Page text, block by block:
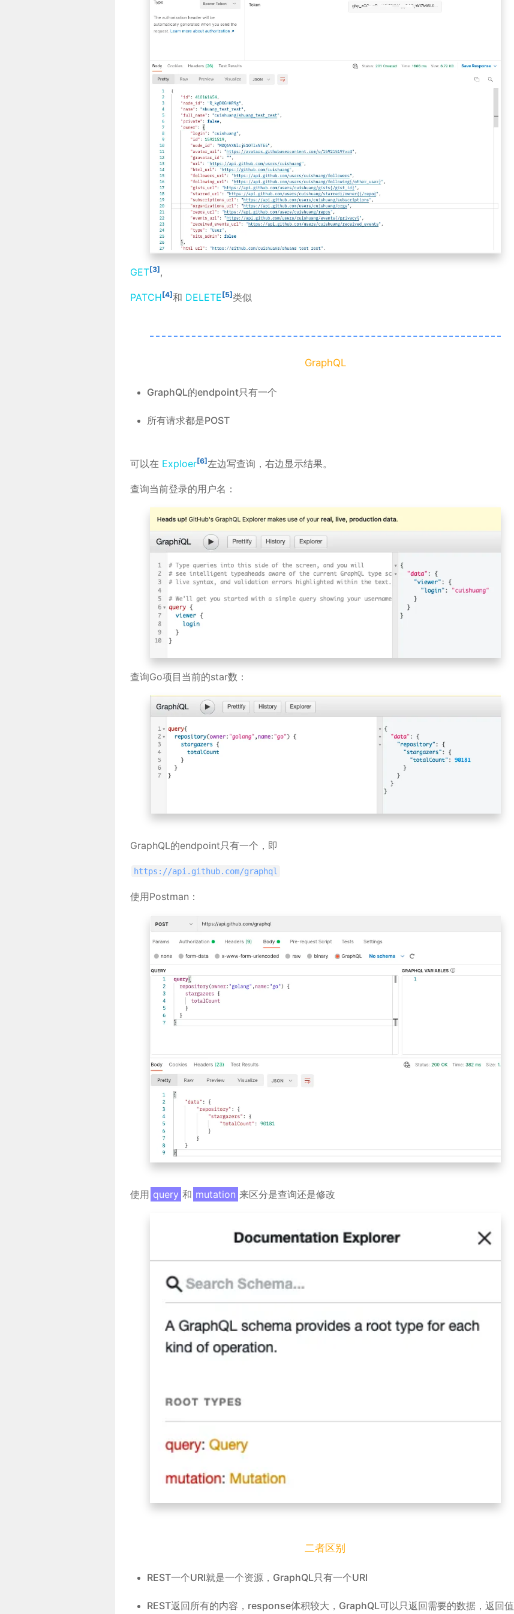
GET[3],
PATCH[4]和 DELETE[5]类似
GraphQL
GraphQL的endpoint只有一个
所有请求都是POST
可以在 Exploer[6]左边写查询，右边显示结果。
查询当前登录的用户名：
查询Go项目当前的star数：
GraphQL的endpoint只有一个，即
https://api.github.com/graphql
使用Postman：
使用 query 和 mutation 来区分是查询还是修改
二者区别
REST一个URI就是一个资源，GraphQL只有一个URI
REST返回所有的内容，response体积较大，GraphQL可以只返回需要的数据，返回值